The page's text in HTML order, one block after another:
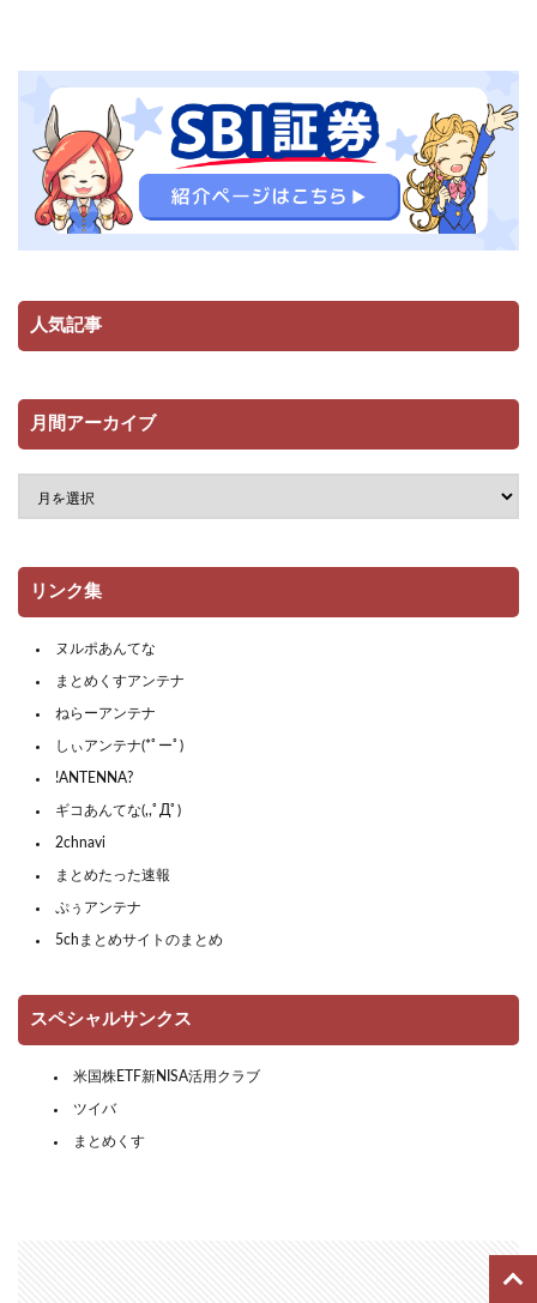
人気記事
月間アーカイブ
リンク集
ヌルポあんてな
まとめくすアンテナ
ねらーアンテナ
しぃアンテナ(*ﾟーﾟ)
!ANTENNA?
ギコあんてな(,,ﾟДﾟ)
2chnavi
まとめたった速報
ぷぅアンテナ
5chまとめサイトのまとめ
スペシャルサンクス
米国株ETF新NISA活用クラブ
ツイバ
まとめくす